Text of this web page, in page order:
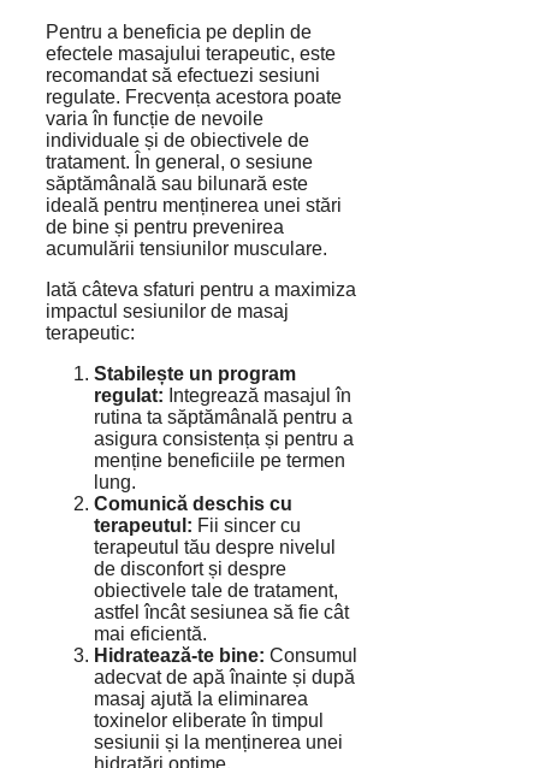
Pentru a beneficia pe deplin de
efectele masajului terapeutic, este
recomandat să efectuezi sesiuni
regulate. Frecvența acestora poate
varia în funcție de nevoile
individuale și de obiectivele de
tratament. În general, o sesiune
săptămânală sau bilunară este
ideală pentru menținerea unei stări
de bine și pentru prevenirea
acumulării tensiunilor musculare.
Iată câteva sfaturi pentru a maximiza
impactul sesiunilor de masaj
terapeutic:
Stabilește un program
regulat: Integrează masajul în
rutina ta săptămânală pentru a
asigura consistența și pentru a
menține beneficiile pe termen
lung.
Comunică deschis cu
terapeutul: Fii sincer cu
terapeutul tău despre nivelul
de disconfort și despre
obiectivele tale de tratament,
astfel încât sesiunea să fie cât
mai eficientă.
Hidratează-te bine: Consumul
adecvat de apă înainte și după
masaj ajută la eliminarea
toxinelor eliberate în timpul
sesiunii și la menținerea unei
hidratări optime.